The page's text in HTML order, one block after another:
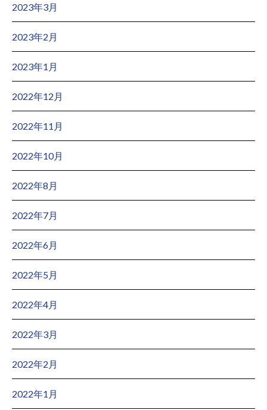
2023年3月
2023年2月
2023年1月
2022年12月
2022年11月
2022年10月
2022年8月
2022年7月
2022年6月
2022年5月
2022年4月
2022年3月
2022年2月
2022年1月